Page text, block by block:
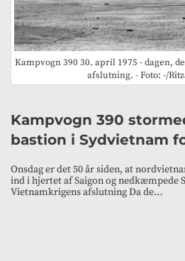
Kampvogn 390 30. april 1975 - dagen,
afslutning. - Foto: -/
Kampvogn 390
bastion i Sydvietnam
Onsdag er det 50 år siden, at
ind i hjertet af Saigon og nedkæmpede
Vietnamkrigens afslutning Da de…